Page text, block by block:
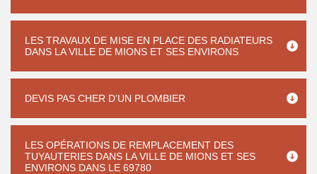
LES TRAVAUX DE MISE EN PLACE DES RADIATEURS
DANS LA VILLE DE MIONS ET SES ENVIRONS
DEVIS PAS CHER D’UN PLOMBIER
LES OPÉRATIONS DE REMPLACEMENT DES
TUYAUTERIES DANS LA VILLE DE MIONS ET SES
ENVIRONS DANS LE 69780